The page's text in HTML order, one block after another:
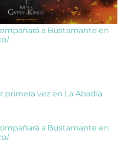
a Bustamante en
primera vez en La Abadía
a Bustamante en